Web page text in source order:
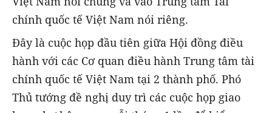
chính quốc tế Việt Nam nói riêng.
Đây là cuộc họp đầu tiên giữa Hội đồng điều
hành với các Cơ quan điều hành Trung tâm tài
chính quốc tế Việt Nam tại 2 thành phố. Phó
Thủ tướng đề nghị duy trì các cuộc họp giao